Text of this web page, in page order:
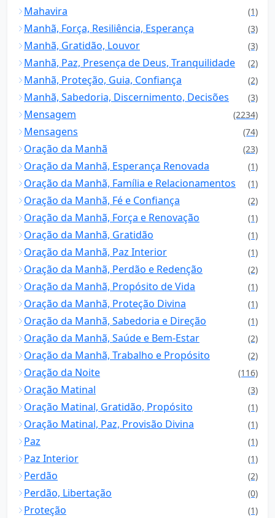
Mahavira
(1)
Manhã, Força, Resiliência, Esperança (3)
Manhã, Gratidão, Louvor (3)
Manhã, Paz, Presença de Deus, Tranquilidade (2)
Manhã, Proteção, Guia, Confiança (2)
Manhã, Sabedoria, Discernimento, Decisões (3)
Mensagem (2234)
Mensagens (74)
Oração da Manhã (23)
Oração da Manhã, Esperança Renovada (1)
Oração da Manhã, Família e Relacionamentos (1)
Oração da Manhã, Fé e Confiança (2)
Oração da Manhã, Força e Renovação (1)
Oração da Manhã, Gratidão (1)
Oração da Manhã, Paz Interior (1)
Oração da Manhã, Perdão e Redenção (2)
Oração da Manhã, Propósito de Vida (1)
Oração da Manhã, Proteção Divina (1)
Oração da Manhã, Sabedoria e Direção (1)
Oração da Manhã, Saúde e Bem-Estar (2)
Oração da Manhã, Trabalho e Propósito (2)
Oração da Noite (116)
Oração Matinal (3)
Oração Matinal, Gratidão, Propósito (1)
Oração Matinal, Paz, Provisão Divina (1)
Paz (1)
Paz Interior (1)
Perdão (2)
Perdão, Libertação (0)
Proteção (1)